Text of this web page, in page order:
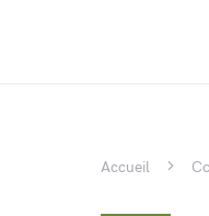
Accueil